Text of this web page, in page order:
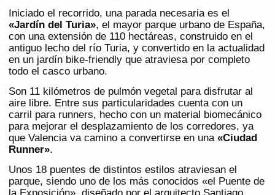
Iniciado el recorrido, una parada necesaria es el
«Jardín del Turia», el mayor parque urbano de España,
con una extensión de 110 hectáreas, construido en el
antiguo lecho del río Turia, y convertido en la actualidad
en un jardín bike-friendly que atraviesa por completo
todo el casco urbano.
Son 11 kilómetros de pulmón vegetal para disfrutar al
aire libre. Entre sus particularidades cuenta con un
carril para runners, hecho con un material biomecánico
para mejorar el desplazamiento de los corredores, ya
que Valencia va camino a convertirse en una «Ciudad
Runner».
Unos 18 puentes de distintos estilos atraviesan el
parque, siendo uno de los más conocidos «el Puente de